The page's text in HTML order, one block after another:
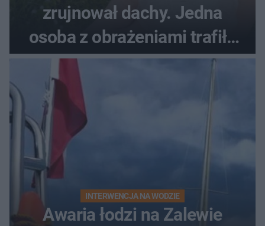
zrujnował dachy. Jedna
osoba z obrażeniami trafiła
do szpitala
INTERWENCJA NA WODZIE
Awaria łodzi na Zalewie